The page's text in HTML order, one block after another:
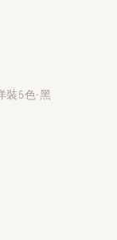
裝5色-黑